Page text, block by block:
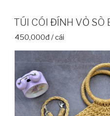
TÚI CÓI ĐÍNH VỎ SÒ
450,000đ / cái